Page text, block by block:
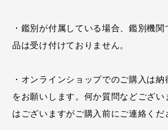
・鑑別が付属している場合、鑑別機
品は受け付けておりません。
・オンラインショップでのご購入は
をお願いします。何か質問などござ
はございますがご購入前にご連絡くだ